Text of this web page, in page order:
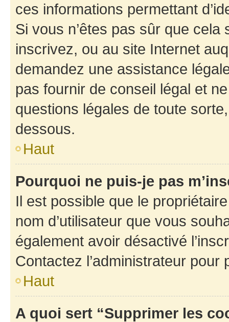
ces informations permettant
Si vous n’êtes pas sûr que
inscrivez, ou au site Internet
demandez une assistance
pas fournir de conseil légal et
questions légales de toute
dessous.
Haut
Pourquoi ne puis-je pas
Il est possible que le
nom d’utilisateur que vous
également avoir désactivé
Contactez l’administrateur
Haut
A quoi sert “Supprimer les